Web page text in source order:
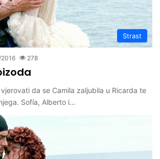
Strast
278
da se Camila zaljubila u Ricarda te
Sofía, Alberto i…